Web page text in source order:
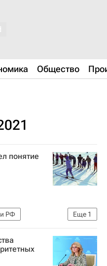
Общество
понятие
Еще 1
РФ